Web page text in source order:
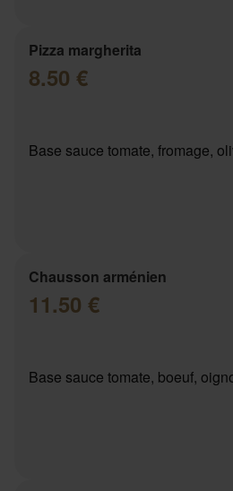
Pizza margherita
8.50 €
Base sauce tomate, fromage,
Chausson arménien
11.50 €
Base sauce tomate, boeuf,